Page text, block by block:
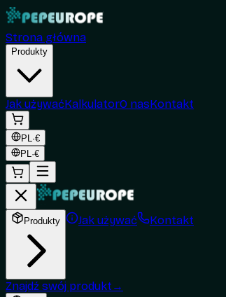
Strona główna
Produkty
Jak używaćKalkulatorO nasKontakt
PL·€
PL·€
Produkty Jak używać Kontakt
Znajdź swój produkt →